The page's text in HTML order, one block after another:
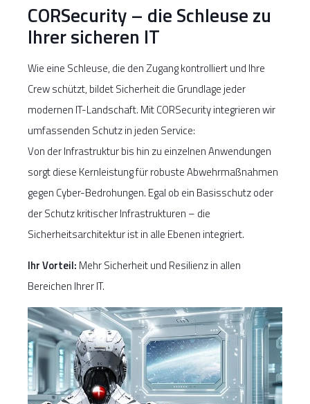
CORSecurity – die Schleuse zu
Ihrer sicheren IT
Wie eine Schleuse, die den Zugang kontrolliert und Ihre
Crew schützt, bildet Sicherheit die Grundlage jeder
modernen IT-Landschaft. Mit CORSecurity integrieren wir
umfassenden Schutz in jeden Service:
Von der Infrastruktur bis hin zu einzelnen Anwendungen
sorgt diese Kernleistung für robuste Abwehrmaßnahmen
gegen Cyber-Bedrohungen. Egal ob ein Basisschutz oder
der Schutz kritischer Infrastrukturen – die
Sicherheitsarchitektur ist in alle Ebenen integriert.
Ihr Vorteil: Mehr Sicherheit und Resilienz in allen
Bereichen Ihrer IT.